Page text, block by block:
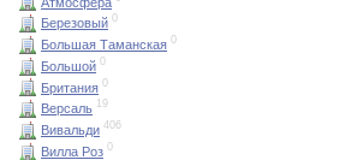
Березовый 0
Большая Таманская 0
Большой 0
Британия 0
Версаль 19
Вивальди 406
Вилла Роз 0